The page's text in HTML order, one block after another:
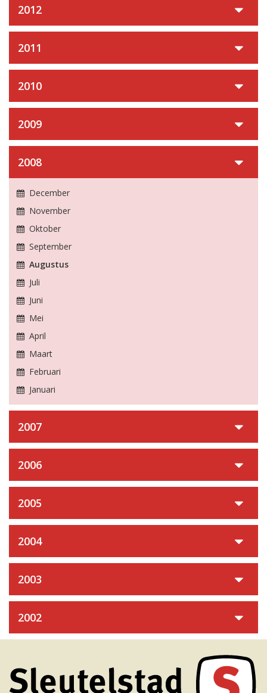
2012
2011
2010
2009
2008
December
November
Oktober
September
Augustus
Juli
Juni
Mei
April
Maart
Februari
Januari
2007
2006
2005
2004
2003
2002